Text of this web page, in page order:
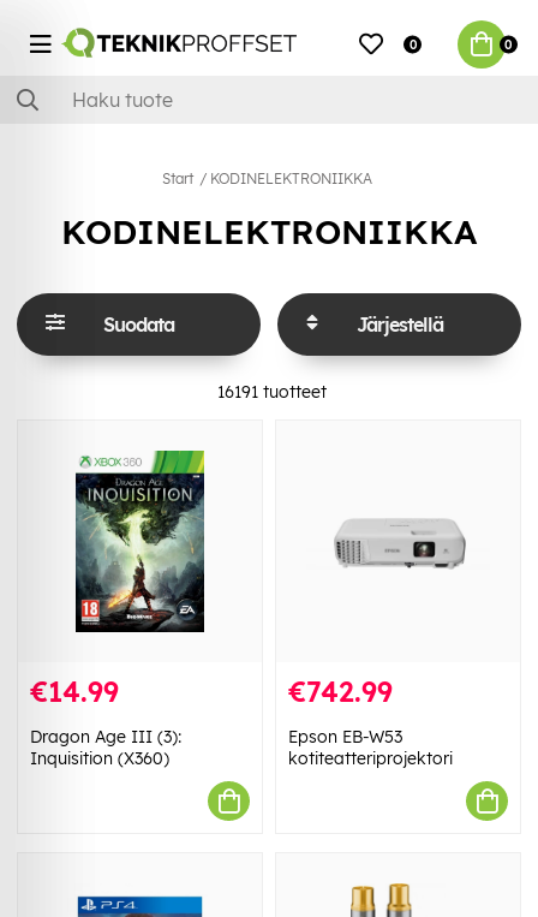
0 0
Start KODINELEKTRONIIKKA
KODINELEKTRONIIKKA
Suodata Järjestellä
16191tuotteet
€14.99
Dragon Age III (3):
Inquisition (X360)
€742.99
Epson EB-W53
kotiteatteriprojektori